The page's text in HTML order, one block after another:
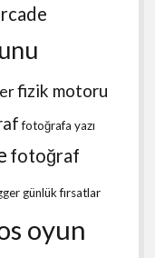
fizik motoru
fotoğrafa yazı
fotoğraf
günlük fırsatlar
oyun